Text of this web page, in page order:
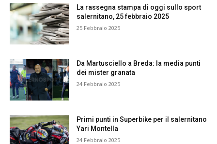
La rassegna stampa di oggi sullo sport
salernitano, 25 febbraio 2025
25 Febbraio 2025
Da Martusciello a Breda: la media punti
dei mister granata
24 Febbraio 2025
Primi punti in Superbike per il salernitano
Yari Montella
24 Febbraio 2025